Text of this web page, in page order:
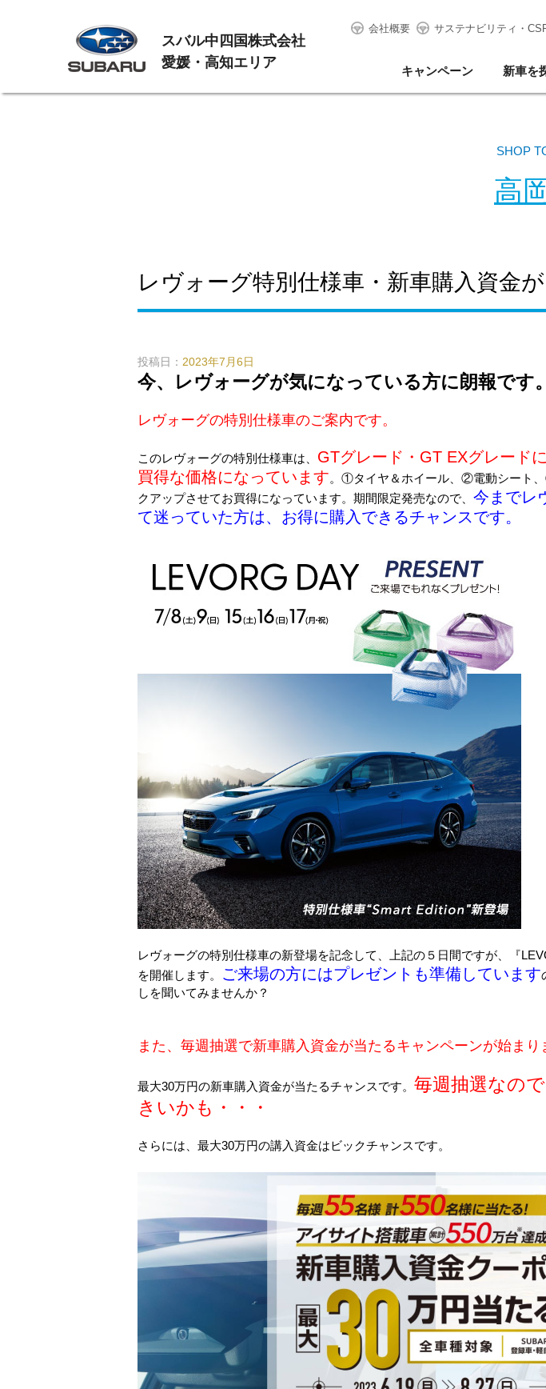
スバル中四国株式会社
愛媛・高知エリア
会社概要 サステナビリティ・
キャンペーン 新車を
SHOP
高
レヴォーグ特別仕様車・新車購入資金
投稿日： 2023年7月6日
今、レヴォーグが気になっている方に朗報です。
レヴォーグの特別仕様車のご案内です。
このレヴォーグの特別仕様車は、 GTグレード・GT EXグレード
買得な価格になっています。①タイヤ＆ホイール、②電動シート
クアップさせてお買得になっています。期間限定発売なので、 今までレ
て迷っていた方は、お得に購入できるチャンスです。
レヴォーグの特別仕様車の新登場を記念して、上記の５日間ですが、『
を開催します。
ご来場の方にはプレゼントも準備しています
しを聞いてみませんか？
また、毎週抽選で新車購入資金が当たるキャンペーンが始まり
最大30万円の新車購入資金が当たるチャンスです。 毎週抽選なの
きいかも・・・
さらには、最大30万円の講入資金はビックチャンスです。